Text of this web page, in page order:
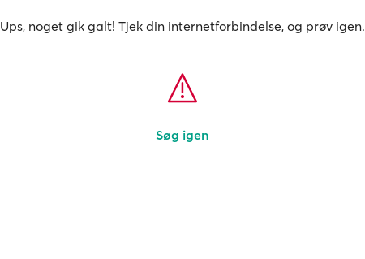
Ups, noget gik galt! Tjek din internetforbindelse, og prøv igen.
Søg igen